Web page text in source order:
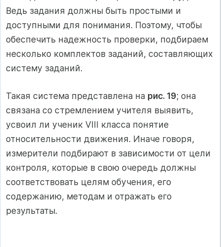
Ведь задания должны быть простыми и
доступными для понимания. Поэтому, чтобы
обеспечить надежность проверки, подбираем
несколько комплектов заданий, составляющих
систему заданий.
Такая система представлена на рис. 19; она
связана со стремлением учителя выявить,
усвоил ли ученик VIII класса понятие
относительности движения. Иначе говоря,
измерители подбирают в зависимости от цели
контроля, которые в свою очередь должны
соответствовать целям обучения, его
содержанию, методам и отражать его
результаты.